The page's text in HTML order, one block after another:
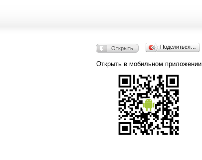
Открыть Поделиться…
Открыть в мобильном приложении